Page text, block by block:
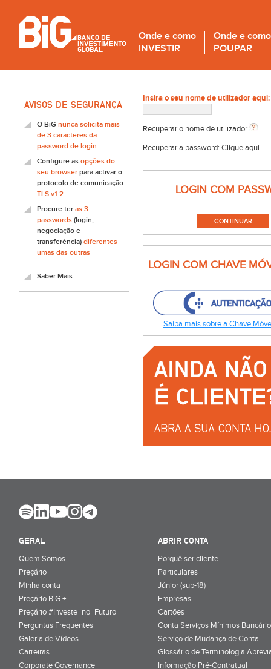
Onde e como
INVESTIR
Onde e como
POUPAR
AVISOS DE SEGURANÇA
O BiG nunca solicita mais
de 3 caracteres da
password de login
Configure as opções do
seu browser para activar o
protocolo de comunicação
TLS v1.2
Procure ter as 3
passwords (login,
negociação e
transferência) diferentes
umas das outras
Saber Mais
Insira o seu nome de utilizador aqui:
Recuperar o nome de utilizador
Recuperar a password: Clique aqui
LOGIN COM
LOGIN COM CHAVE
Saiba mais sobre a Chave
GERAL
Quem Somos
Preçário
Minha conta
Preçário BiG +
Preçário #Investe_no_Futuro
Perguntas Frequentes
Galeria de Vídeos
Carreiras
Corporate Governance
ABRIR CONTA
Porquê ser cliente
Particulares
Júnior (sub-18)
Empresas
Cartões
Conta Serviços Mínimos
Serviço de Mudança de Conta
Glossário de Terminologia
Informação Pré-Contratual